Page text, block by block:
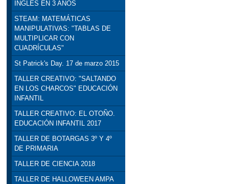
INGLÉS EN 3 AÑOS
STEAM: MATEMÁTICAS
MANIPULATIVAS: "TABLAS DE
MULTIPLICAR CON
CUADRÍCULAS"
St Patrick's Day. 17 de marzo 2015
TALLER CREATIVO: "SALTANDO
EN LOS CHARCOS" EDUCACIÓN
INFANTIL
TALLER CREATIVO: EL OTOÑO.
EDUCACIÓN INFANTIL 2017
TALLER DE BOTARGAS 3º Y 4º
DE PRIMARIA
TALLER DE CIENCIA 2018
TALLER DE HALLOWEEN AMPA